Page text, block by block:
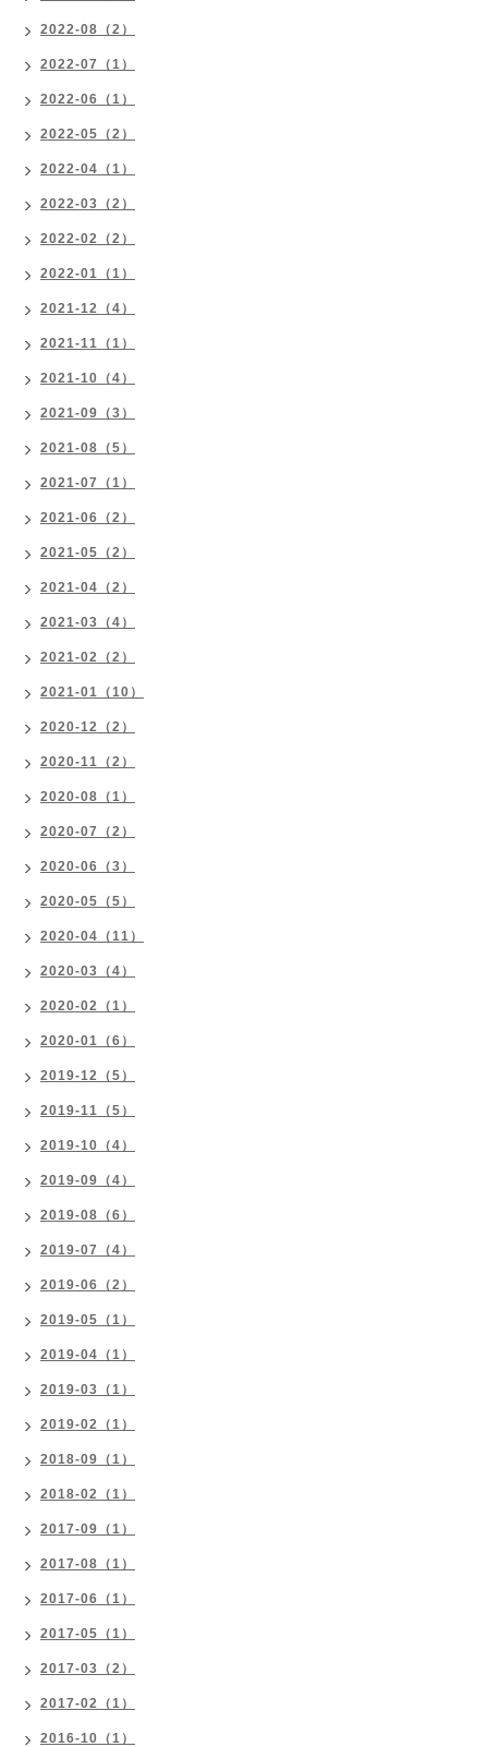
2022-08（2）
2022-07（1）
2022-06（1）
2022-05（2）
2022-04（1）
2022-03（2）
2022-02（2）
2022-01（1）
2021-12（4）
2021-11（1）
2021-10（4）
2021-09（3）
2021-08（5）
2021-07（1）
2021-06（2）
2021-05（2）
2021-04（2）
2021-03（4）
2021-02（2）
2021-01（10）
2020-12（2）
2020-11（2）
2020-08（1）
2020-07（2）
2020-06（3）
2020-05（5）
2020-04（11）
2020-03（4）
2020-02（1）
2020-01（6）
2019-12（5）
2019-11（5）
2019-10（4）
2019-09（4）
2019-08（6）
2019-07（4）
2019-06（2）
2019-05（1）
2019-04（1）
2019-03（1）
2019-02（1）
2018-09（1）
2018-02（1）
2017-09（1）
2017-08（1）
2017-06（1）
2017-05（1）
2017-03（2）
2017-02（1）
2016-10（1）